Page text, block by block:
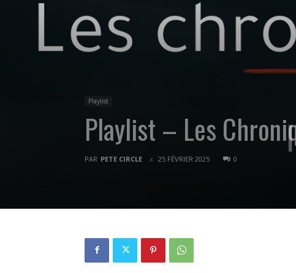
Playlist
Playlist – Les
PAR PETE CIRCLE 25 FÉVRIER 2025 0